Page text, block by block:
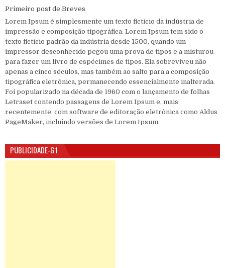
Primeiro post de Breves
Lorem Ipsum é simplesmente um texto fictício da indústria de
impressão e composição tipográfica. Lorem Ipsum tem sido o
texto fictício padrão da indústria desde 1500, quando um
impressor desconhecido pegou uma prova de tipos e a misturou
para fazer um livro de espécimes de tipos. Ela sobreviveu não
apenas a cinco séculos, mas também ao salto para a composição
tipográfica eletrônica, permanecendo essencialmente inalterada.
Foi popularizado na década de 1960 com o lançamento de folhas
Letraset contendo passagens de Lorem Ipsum e, mais
recentemente, com software de editoração eletrônica como Aldus
PageMaker, incluindo versões de Lorem Ipsum.
PUBLICIDADE-G1